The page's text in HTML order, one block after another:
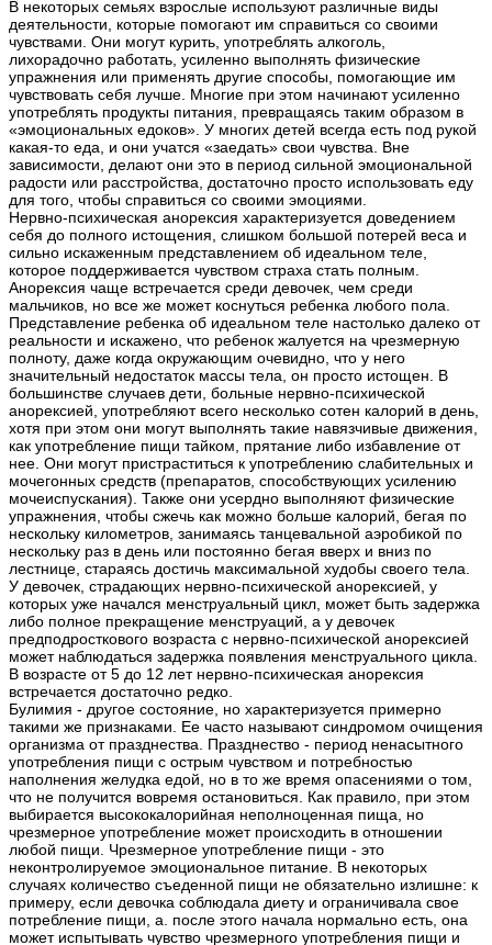
В некоторых семьях взрослые используют различные виды
деятельности, которые помогают им справиться со своими
чувствами. Они могут курить, употреблять алкоголь,
лихорадочно работать, усиленно выполнять физические
упражнения или применять другие способы, помогающие им
чувствовать себя лучше. Многие при этом начинают усиленно
употреблять продукты питания, превращаясь таким образом в
«эмоциональных едоков». У многих детей всегда есть под рукой
какая-то еда, и они учатся «заедать» свои чувства. Вне
зависимости, делают они это в период сильной эмоциональной
радости или расстройства, достаточно просто использовать еду
для того, чтобы справиться со своими эмоциями.
Нервно-психическая анорексия характеризуется доведением
себя до полного истощения, слишком большой потерей веса и
сильно искаженным представлением об идеальном теле,
которое поддерживается чувством страха стать полным.
Анорексия чаще встречается среди девочек, чем среди
мальчиков, но все же может коснуться ребенка любого пола.
Представление ребенка об идеальном теле настолько далеко от
реальности и искажено, что ребенок жалуется на чрезмерную
полноту, даже когда окружающим очевидно, что у него
значительный недостаток массы тела, он просто истощен. В
большинстве случаев дети, больные нервно-психической
анорексией, употребляют всего несколько сотен калорий в день,
хотя при этом они могут выполнять такие навязчивые движения,
как употребление пищи тайком, прятание либо избавление от
нее. Они могут пристраститься к употреблению слабительных и
мочегонных средств (препаратов, способствующих усилению
мочеиспускания). Также они усердно выполняют физические
упражнения, чтобы сжечь как можно больше калорий, бегая по
нескольку километров, занимаясь танцевальной аэробикой по
нескольку раз в день или постоянно бегая вверх и вниз по
лестнице, стараясь достичь максимальной худобы своего тела.
У девочек, страдающих нервно-психической анорексией, у
которых уже начался менструальный цикл, может быть задержка
либо полное прекращение менструаций, а у девочек
предподросткового возраста с нервно-психической анорексией
может наблюдаться задержка появления менструального цикла.
В возрасте от 5 до 12 лет нервно-психическая анорексия
встречается достаточно редко.
Булимия - другое состояние, но характеризуется примерно
такими же признаками. Ее часто называют синдромом очищения
организма от празднества. Празднество - период ненасытного
употребления пищи с острым чувством и потребностью
наполнения желудка едой, но в то же время опасениями о том,
что не получится вовремя остановиться. Как правило, при этом
выбирается высококалорийная неполноценная пища, но
чрезмерное употребление может происходить в отношении
любой пищи. Чрезмерное употребление пищи - это
неконтролируемое эмоциональное питание. В некоторых
случаях количество съеденной пищи не обязательно излишне: к
примеру, если девочка соблюдала диету и ограничивала свое
потребление пищи, а. после этого начала нормально есть, она
может испытывать чувство чрезмерного употребления пищи и